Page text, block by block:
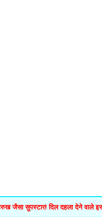
जैसा सुपस्टार! दिल दहला देने वाले इस